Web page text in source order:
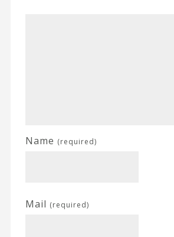
Name (required)
Mail (required)